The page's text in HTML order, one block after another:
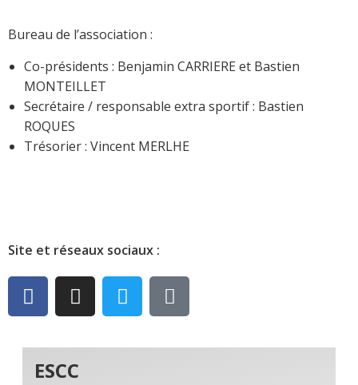
Bureau de l’association :
Co-présidents : Benjamin CARRIERE et Bastien
MONTEILLET
Secrétaire / responsable extra sportif : Bastien
ROQUES
Trésorier : Vincent MERLHE
Site et réseaux sociaux :
ESCC